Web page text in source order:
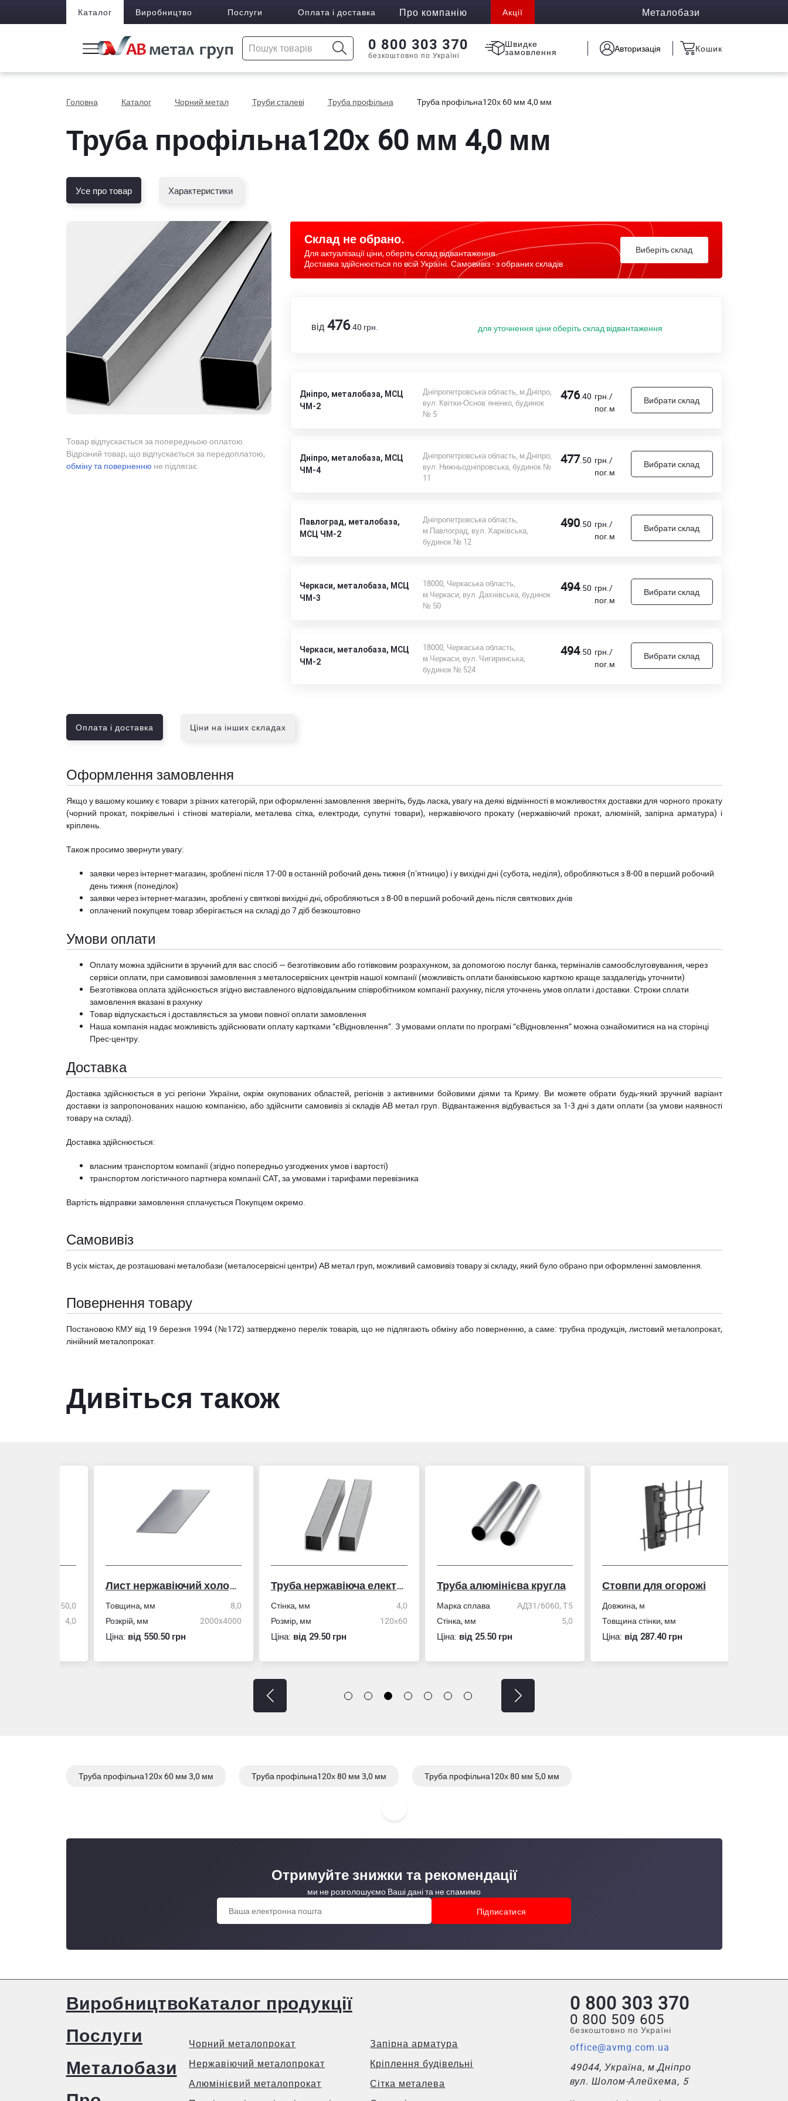
Каталог Виробництво Послуги Оплата і доставка Про компанію Акції Металобази
0 800 303 370
безкоштовно по Україні
Швидке
замовлення Авторизація Кошик
Головна Каталог Чорний метал Труби сталеві Труба профільна Труба профільна120х 60 мм 4,0 мм
Труба профільна120х 60 мм 4,0 мм
Усе про товар Характеристики
Товар відпускається за попередньою оплатою.
Відрізний товар, що відпускається за передоплатою,
обміну та поверненню не підлягає.
Склад не обрано.
Для актуалізації ціни, оберіть склад відвантаження.
Доставка здійснюється по всій Україні. Самовивіз - з обраних складів
Виберіть склад
від 476.40 грн. для уточнення ціни оберіть склад відвантаження
Дніпро, металобаза, МСЦ
ЧМ-2
Дніпропетровська область, м.Дніпро,
вул. Квітки-Основ`яненко, будинок
№ 5
476.40 грн./
пог.м
Вибрати склад
Дніпро, металобаза, МСЦ
ЧМ-4
Дніпропетровська область, м.Дніпро,
вул. Нижньодніпровська, будинок №
11
477.50 грн./
пог.м
Вибрати склад
Павлоград, металобаза,
МСЦ ЧМ-2
Дніпропетровська область,
м.Павлоград, вул. Харківська,
будинок № 12
490.50 грн./
пог.м
Вибрати склад
Черкаси, металобаза, МСЦ
ЧМ-3
18000, Черкаська область,
м.Черкаси, вул. Дахнівська, будинок
№ 50
494.50 грн./
пог.м
Вибрати склад
Черкаси, металобаза, МСЦ
ЧМ-2
18000, Черкаська область,
м.Черкаси, вул. Чигиринська,
будинок № 524
494.50 грн./
пог.м
Вибрати склад
Оплата і доставка Ціни на інших складах
Оформлення замовлення
Якщо у вашому кошику є товари з різних категорій, при оформленні замовлення зверніть, будь ласка, увагу на деякі відмінності в можливостях доставки для чорного прокату
(чорний прокат, покрівельні і стінові матеріали, металева сітка, електроди, супутні товари), нержавіючого прокату (нержавіючий прокат, алюміній, запірна арматура) і
кріплень.
Також просимо звернути увагу:
заявки через інтернет-магазин, зроблені після 17-00 в останній робочий день тижня (пʼятницю) і у вихідні дні (субота, неділя), обробляються з 8-00 в перший робочий
день тижня (понеділок)
заявки через інтернет-магазин, зроблені у святкові вихідні дні, обробляються з 8-00 в перший робочий день після святкових днів
оплачений покупцем товар зберігається на складі до 7 діб безкоштовно
Умови оплати
Оплату можна здійснити в зручний для вас спосіб — безготівковим або готівковим розрахунком, за допомогою послуг банка, терміналів самообслуговування, через
сервіси оплати, при самовивозі замовлення з металосервісних центрів нашої компанії (можливість оплати банківською карткою краще заздалегідь уточнити)
Безготівкова оплата здійснюється згідно виставленого відповідальним співробітником компанії рахунку, після уточнень умов оплати і доставки. Строки сплати
замовлення вказані в рахунку
Товар відпускається і доставляється за умови повної оплати замовлення
Наша компанія надає можливість здійснювати оплату картками “єВідновлення”. З умовами оплати по програмі “єВідновлення” можна ознайомитися на на сторінці
Прес-центру.
Доставка
Доставка здійснюється в усі регіони України, окрім окупованих областей, регіонів з активними бойовими діями та Криму. Ви можете обрати будь-який зручний варіант
доставки із запропонованих нашою компанією, або здійснити самовивіз зі складів АВ метал груп. Відвантаження відбувається за 1-3 дні з дати оплати (за умови наявності
товару на складі).
Доставка здійснюється:
власним транспортом компанії (згідно попередньо узгоджених умов і вартості)
транспортом логістичного партнера компанії САТ, за умовами і тарифами перевізника
Вартість відправки замовлення сплачується Покупцем окремо.
Самовивіз
В усіх містах, де розташовані металобази (металосервісні центри) АВ метал груп, можливий самовивіз товару зі складу, який було обрано при оформленні замовлення.
Повернення товару
Постановою КМУ від 19 березня 1994 (№172) затверджено перелік товарів, що не підлягають обміну або поверненню, а саме: трубна продукція, листовий металопрокат,
лінійний металопрокат.
Дивіться також
Лист нержавіючий холоднокатаний
Товщина, мм
Розкрій, мм
2000x4000
вiд 550.50 грн
Труба нержавіюча електрозварна профільна
Стінка, мм
Розмір, мм
вiд 29.50 грн
Труба алюмінієва кругла
Марка сплава
АД31/6060, Т5
Стінка, мм
вiд 25.50 грн
Стовпи для огорожі
Довжина, м
Товщина стінки, мм
вiд 287.40 грн
Труба профільна120х 60 мм 3,0 мм Труба профільна120х 80 мм 3,0 мм Труба профільна120х 80 мм 5,0 мм
Отримуйте знижки та рекомендації
ми не розголошуємо Ваші дані та не спамимо
Виробництво
Послуги
Металобази
Каталог продукції
Чорний металопрокат
Нержавіючий металопрокат
Алюмінієвий металопрокат
Запірна арматура
Кріплення будівельні
Сітка металева
0 800 303 370
0 800 509 605
безкоштовно по Україні
office@avmg.com.ua
49044, Україна, м.Дніпро
вул. Шолом-Алейхема, 5